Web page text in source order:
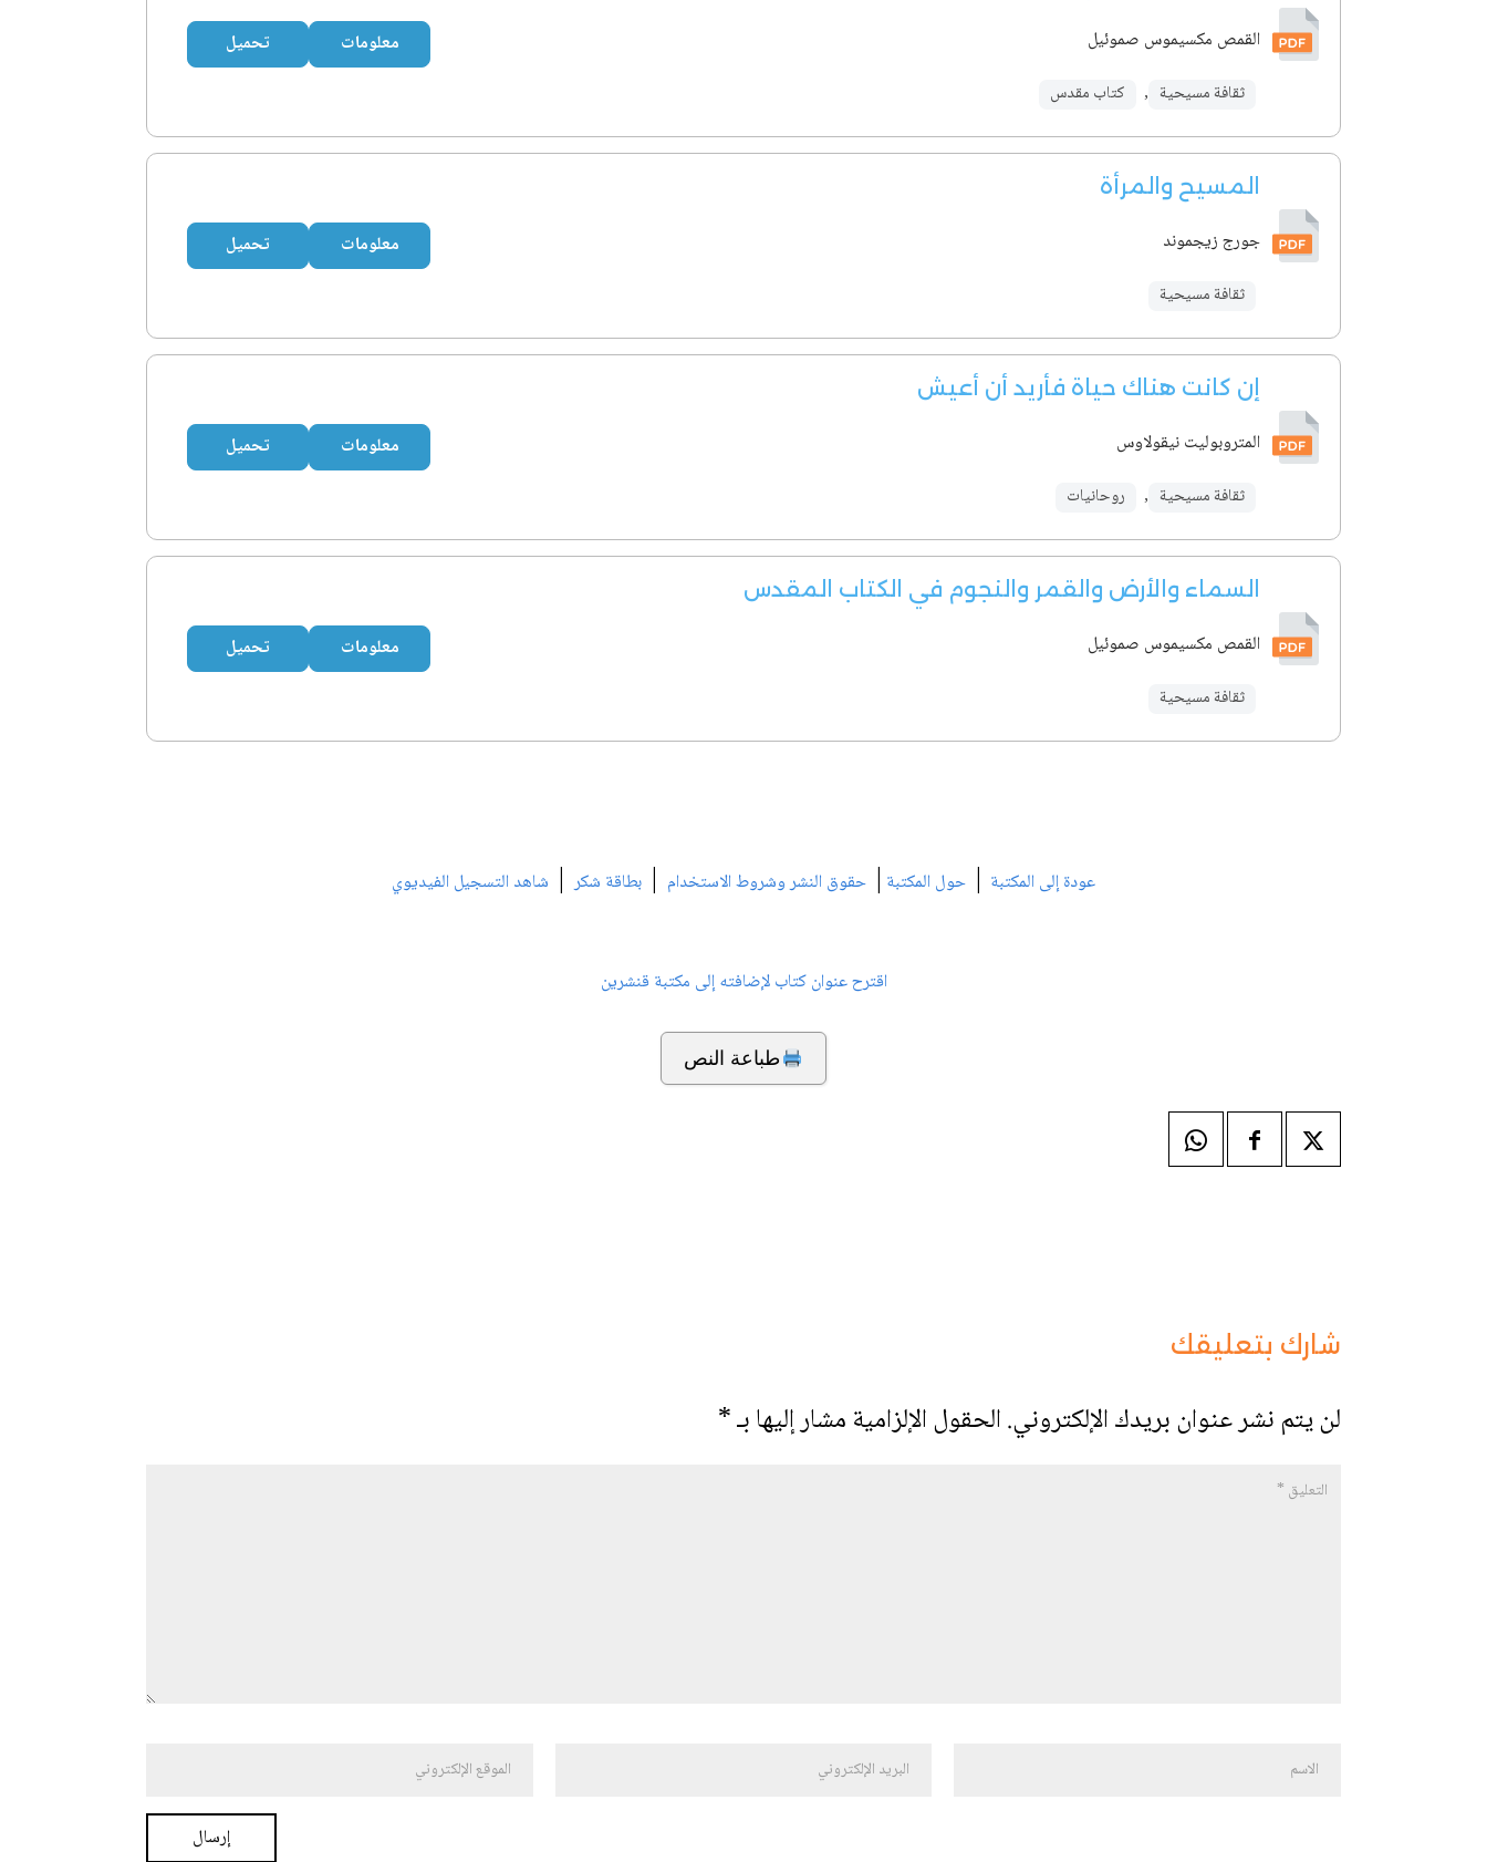
القمص مكسيموس صموئيل
ثقافة مسيحية , كتاب مقدس
معلومات تحميل
المسيح والمرأة
جورج زيجموند
ثقافة مسيحية
معلومات تحميل
إن كانت هناك حياة فأريد أن أعيش
المتروبوليت نيقولاوس
ثقافة مسيحية , روحانيات
معلومات تحميل
السماء والأرض والقمر والنجوم في الكتاب المقدس
القمص مكسيموس صموئيل
ثقافة مسيحية
معلومات تحميل
عودة إلى المكتبة | حول المكتبة | حقوق النشر وشروط الاستخدام | بطاقة شكر| شاهد التسجيل الفيديوي
اقترح عنوان كتاب لإضافته إلى مكتبة قنشرين
طباعة النص
شارك بتعليقك
لن يتم نشر عنوان بريدك الإلكتروني.الحقول الإلزامية مشار إليها بـ*